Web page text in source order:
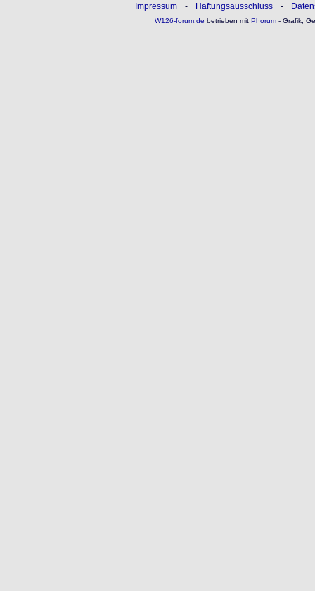
Impressum - Haftungsausschluss -
W126-forum.de betrieben mitPhorum- Grafik,